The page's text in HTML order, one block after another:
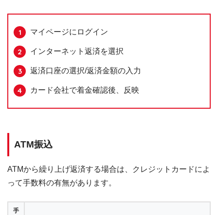
マイページにログイン
インターネット返済を選択
返済口座の選択/返済金額の入力
カード会社で着金確認後、反映
ATM振込
ATMから繰り上げ返済する場合は、クレジットカードによ
って手数料の有無があります。
手